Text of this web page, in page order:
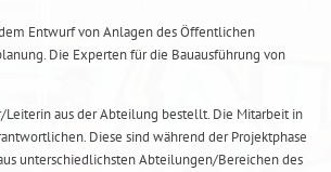
Entwurf von Anlagen des Öffentlichen
Die Experten für die Bauausführung von
aus der Abteilung bestellt. Die Mitarbeit in
Diese sind während der Projektphase
unterschiedlichsten Abteilungen/Bereichen des